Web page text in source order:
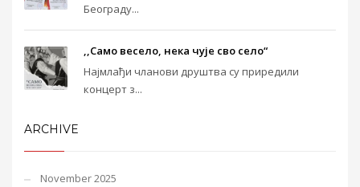
Београду...
,,Само весело, нека чује сво село“
Најмлађи чланови друштва су приредили
концерт з...
ARCHIVE
November 2025